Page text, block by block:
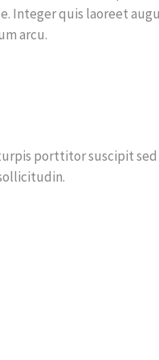
Integer quis laoreet
arcu.
porttitor suscipit